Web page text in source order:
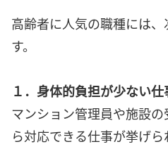
高齢者に人気の職種には
す。
１．身体的負担が少ない仕
マンション管理員や施設
ら対応できる仕事が挙げら